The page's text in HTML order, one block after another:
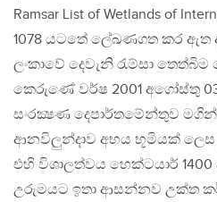
Ramsar List of Wetlands of
1078 යටතේ ලේඛණගත කර ඇත
ලංකාවේ දෙවැනි රැම්සා තෙත්බිම
කෙරුණේ වර්ෂ 2001 අගෝස්තු
සංරක්‍ෂණ දෙපාර්තමේන්තුව මගින්
ආනවිලුන්දාව අභය භූමියක්‌ ලෙස
එහි විශාලත්වය හෙක්ටයාර්
උරුමයට ඉතා ආසන්නව උක්ත